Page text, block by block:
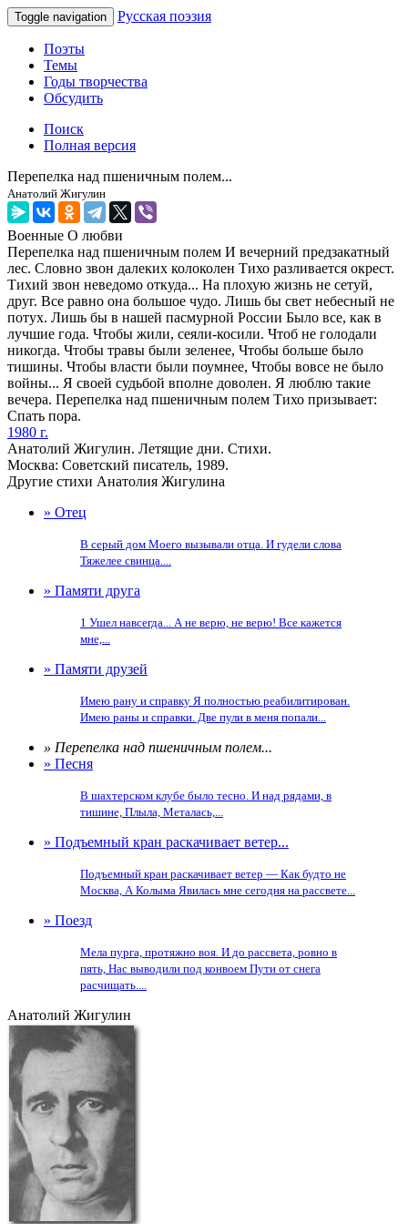
Toggle navigation Русская поэзия
Поэты
Темы
Годы творчества
Обсудить
Поиск
Полная версия
Перепелка над пшеничным полем...
Анатолий Жигулин
Военные О любви
Перепелка над пшеничным полем И вечерний предзакатный
лес. Словно звон далеких колоколен Тихо разливается окрест.
Тихий звон неведомо откуда... На плохую жизнь не сетуй,
друг. Все равно она большое чудо. Лишь бы свет небесный не
потух. Лишь бы в нашей пасмурной России Было все, как в
лучшие года. Чтобы жили, сеяли-косили. Чтоб не голодали
никогда. Чтобы травы были зеленее, Чтобы больше было
тишины. Чтобы власти были поумнее, Чтобы вовсе не было
войны... Я своей судьбой вполне доволен. Я люблю такие
вечера. Перепелка над пшеничным полем Тихо призывает:
Спать пора.
1980 г.
Анатолий Жигулин. Летящие дни. Стихи.
Москва: Советский писатель, 1989.
Другие стихи Анатолия Жигулина
» Отец
В серый дом Моего вызывали отца. И гудели слова
Тяжелее свинца....
» Памяти друга
1 Ушел навсегда... А не верю, не верю! Все кажется
мне,...
» Памяти друзей
Имею рану и справку Я полностью реабилитирован.
Имею раны и справки. Две пули в меня попали...
» Перепелка над пшеничным полем...
» Песня
В шахтерском клубе было тесно. И над рядами, в
тишине, Плыла, Металась,...
» Подъемный кран раскачивает ветер...
Подъемный кран раскачивает ветер — Как будто не
Москва, А Колыма Явилась мне сегодня на рассвете...
» Поезд
Мела пурга, протяжно воя. И до рассвета, ровно в
пять, Нас выводили под конвоем Пути от снега
расчищать....
Анатолий Жигулин